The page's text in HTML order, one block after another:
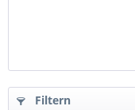
Filtern